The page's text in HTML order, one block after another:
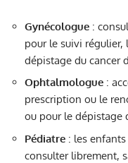
Gynécologue :
pour le suivi régulier,
dépistage du cancer
Ophtalmologue :
prescription ou le
ou pour le dépistage
Pédiatre : les
consulter librement,